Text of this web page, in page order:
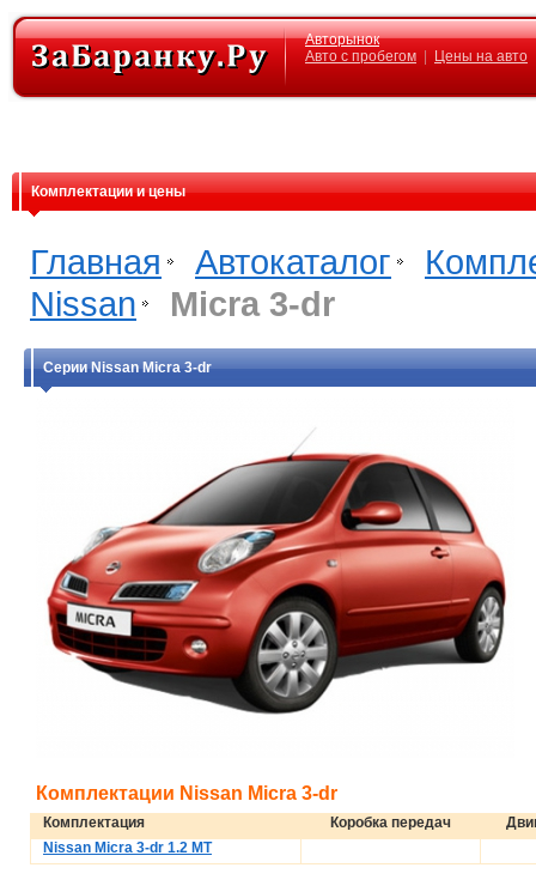
Авторынок
Авто с пробегом
Цены на авто
Комплектации и цены
Главная Автокаталог
Nissan
Micra 3-dr
Серии Nissan Micra 3-dr
Комплектации Nissan Micra 3-dr
Комплектация Коробка передач
Nissan Micra 3-dr 1.2 MT